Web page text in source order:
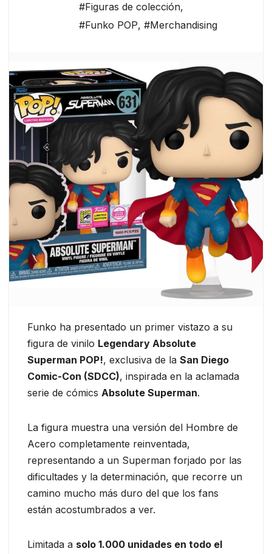
#Figuras de colección,
#Funko POP, #Merchandising
Funko ha presentado un primer vistazo a su
figura de vinilo Legendary Absolute
Superman POP!, exclusiva de la San Diego
Comic-Con (SDCC), inspirada en la aclamada
serie de cómics Absolute Superman.
La figura muestra una versión del Hombre de
Acero completamente reinventada,
representando a un Superman forjado por las
dificultades y la determinación, que recorre un
camino mucho más duro del que los fans
están acostumbrados a ver.
Limitada a solo 1.000 unidades en todo el